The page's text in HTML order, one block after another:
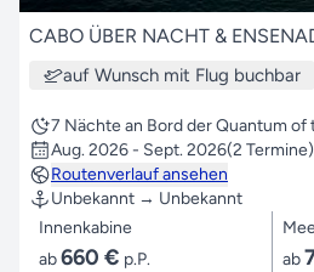
CABO ÜBER NACHT &
auf Wunsch mit Flug buchbar
7 Nächte an Bord der Quantum of
Aug. 2026 - Sept. 2026(2 Termine)
Routenverlauf ansehen
Unbekannt → Unbekannt
Innenkabine
ab660 € p.P.
ab